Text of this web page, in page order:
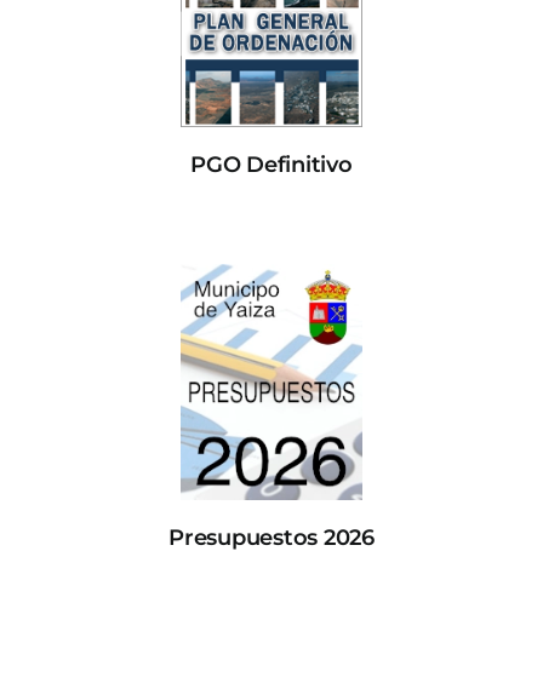
PGO Definitivo
Presupuestos 2026